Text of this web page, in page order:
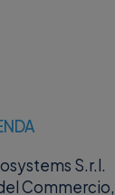
S.r.l.